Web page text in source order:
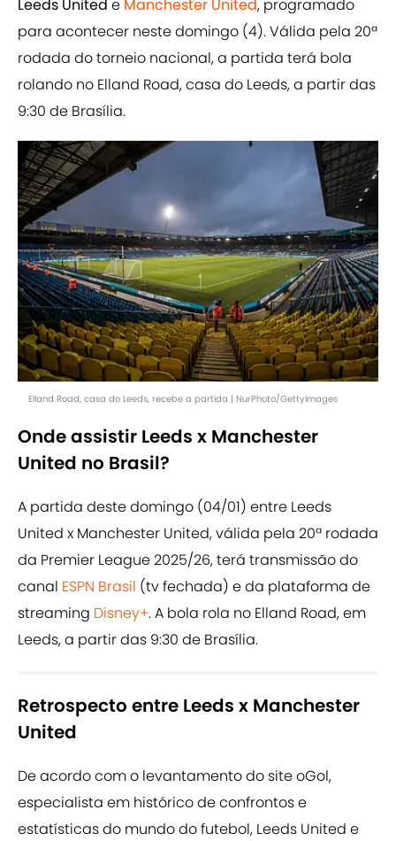
Leeds United e Manchester United, programado
para acontecer neste domingo (4). Válida pela 20ª
rodada do torneio nacional, a partida terá bola
rolando no Elland Road, casa do Leeds, a partir das
9:30 de Brasília.
Elland Road, casa do Leeds, recebe a partida | NurPhoto/GettyImages
Onde assistir Leeds x Manchester
United no Brasil?
A partida deste domingo (04/01) entre Leeds
United x Manchester United, válida pela 20ª rodada
da Premier League 2025/26, terá transmissão do
canal ESPN Brasil (tv fechada) e da plataforma de
streaming Disney+. A bola rola no Elland Road, em
Leeds, a partir das 9:30 de Brasília.
Retrospecto entre Leeds x Manchester
United
De acordo com o levantamento do site oGol,
especialista em histórico de confrontos e
estatísticas do mundo do futebol, Leeds United e